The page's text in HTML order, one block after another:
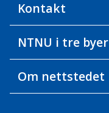
Kontakt
NTNU i tre byer
Om nettstedet